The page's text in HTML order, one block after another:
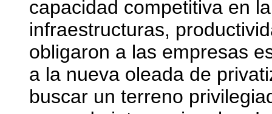
capacidad competitiva en
infraestructuras,
obligaron a las empresas
a la nueva oleada de
buscar un terreno